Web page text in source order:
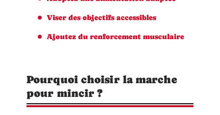
Viser des objectifs accessibles
Ajoutez du renforcement musculaire
Pourquoi choisir la marche
pour mincir ?